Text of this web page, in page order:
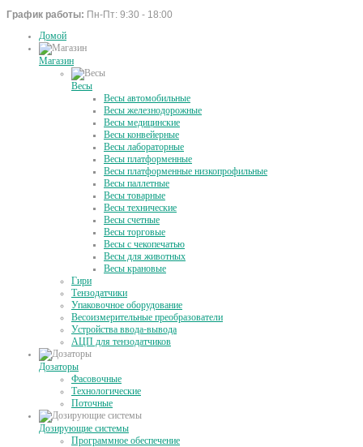
График работы: Пн-Пт: 9:30 - 18:00
Домой
Магазин
Весы
Весы автомобильные
Весы железнодорожные
Весы медицинские
Весы конвейерные
Весы лабораторные
Весы платформенные
Весы платформенные низкопрофильные
Весы паллетные
Весы товарные
Весы технические
Весы счетные
Весы торговые
Весы с чекопечатью
Весы для животных
Весы крановые
Гири
Тензодатчики
Упаковочное оборудование
Весоизмерительные преобразователи
Устройства ввода-вывода
АЦП для тензодатчиков
Дозаторы
Фасовочные
Технологические
Поточные
Дозирующие системы
Программное обеспечение